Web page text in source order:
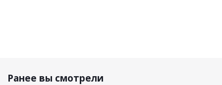
Ранее вы смотрели